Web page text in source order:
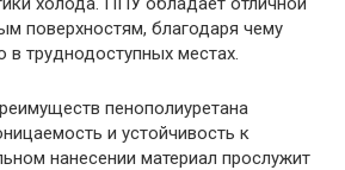
поверхностям, благодаря чему
в труднодоступных местах.
пенополиуретана
и устойчивость к
нанесении материал прослужит